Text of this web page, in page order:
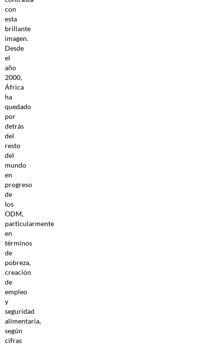
con
esta
brillante
imagen.
Desde
el
año
2000,
África
ha
quedado
por
detrás
del
resto
del
mundo
en
progreso
de
los
ODM,
particularmente
en
términos
de
pobreza,
creación
de
empleo
y
seguridad
alimentaria,
según
cifras